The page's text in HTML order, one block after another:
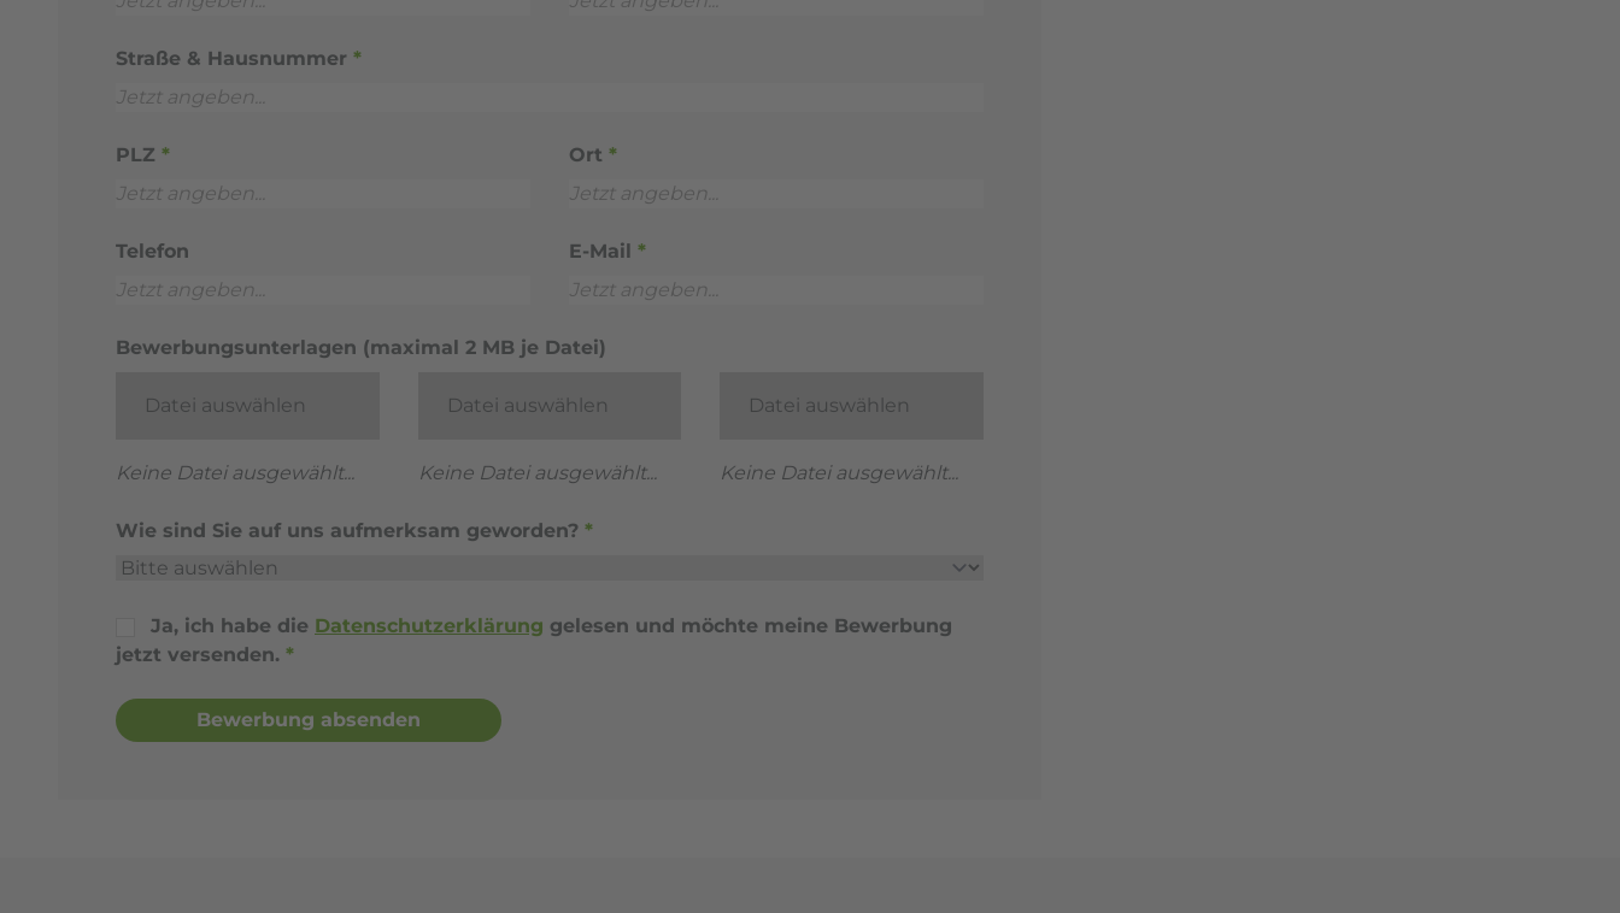
Straße & Hausnummer *
PLZ * Ort *
Telefon E-Mail *
Bewerbungsunterlagen (maximal 2 MB je Datei)
Datei auswählen
Keine Datei ausgewählt...
Datei auswählen
Keine Datei ausgewählt...
Datei auswählen
Keine Datei ausgewählt...
Wie sind Sie auf uns aufmerksam geworden? *
Ja, ich habe die Datenschutzerklärung gelesen und möchte meine Bewerbung
jetzt versenden. *
Bewerbung absenden